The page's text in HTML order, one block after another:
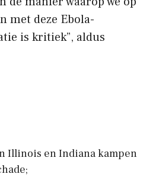
met deze Ebola-
is kritiek”, aldus
Illinois en Indiana kampen